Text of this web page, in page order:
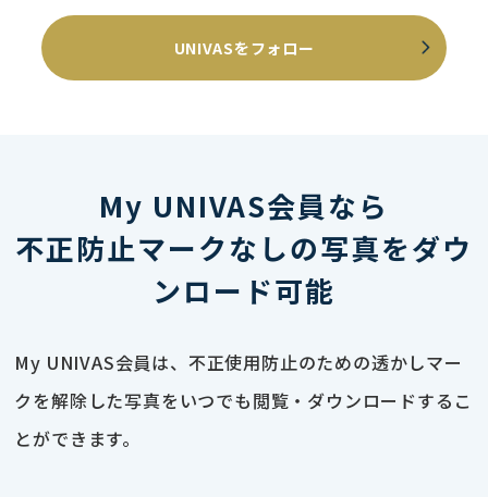
UNIVASをフォロー
My UNIVAS会員なら
不正防止マークなしの写真をダウ
ンロード可能
My UNIVAS会員は、不正使用防止のための透かしマー
クを解除した写真をいつでも閲覧・ダウンロードするこ
とができます。